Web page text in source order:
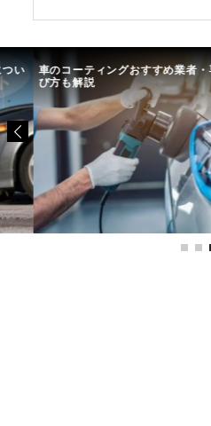
い 車のコーティングおすすめ業者
び方も解説